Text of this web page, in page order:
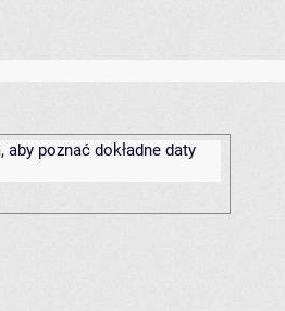
poznać dokładne daty